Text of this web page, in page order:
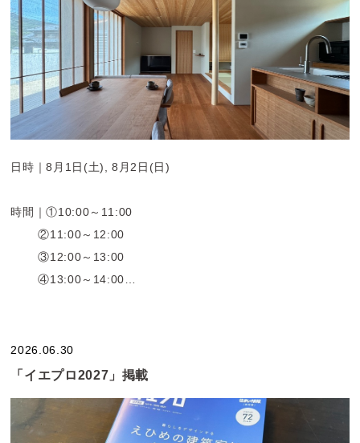
日時｜8月1日(土), 8月2日(日)
時間｜①10:00～11:00
②11:00～12:00
③12:00～13:00
④13:00～14:00
場所｜今治市近見町
(※場所の詳細はお申込み時点でお知らせします）
予約｜公式LINEより
「イエプロ2027」掲載
2026.06.30